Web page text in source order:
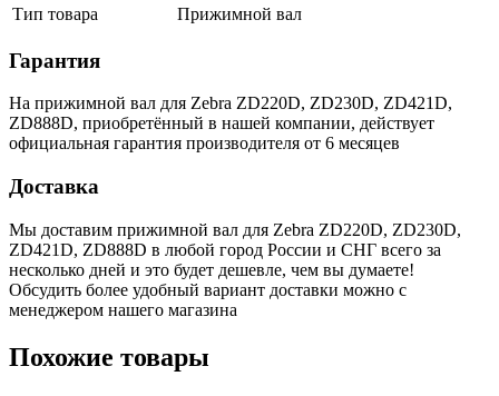
Тип товара
Прижимной вал
Гарантия
На прижимной вал для Zebra ZD220D, ZD230D, ZD421D,
ZD888D, приобретённый в нашей компании, действует
официальная гарантия производителя от 6 месяцев
Доставка
Мы доставим прижимной вал для Zebra ZD220D, ZD230D,
ZD421D, ZD888D в любой город России и СНГ всего за
несколько дней и это будет дешевле, чем вы думаете!
Обсудить более удобный вариант доставки можно с
менеджером нашего магазина
Похожие товары